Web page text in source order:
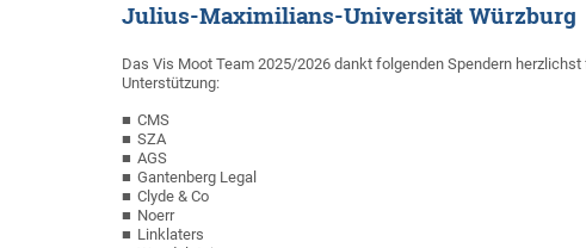
Julius-Maximilians-Universität Würzburg
Das Vis Moot Team 2025/2026 dankt folgenden Spendern
Unterstützung:
CMS
SZA
AGS
Gantenberg Legal
Clyde & Co
Noerr
Linklaters